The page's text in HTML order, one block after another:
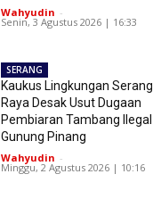
Wahyudin -
Senin, 3 Agustus 2026 | 16:33
SERANG
Kaukus Lingkungan Serang
Raya Desak Usut Dugaan
Pembiaran Tambang Ilegal
Gunung Pinang
Wahyudin -
Minggu, 2 Agustus 2026 | 10:16